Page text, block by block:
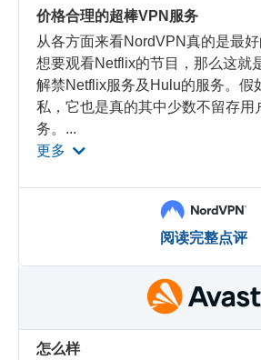
价格合理的超棒VPN服务
从各方面来看NordVPN真的是最
想要观看Netflix的节目，那么这就
解禁Netflix服务及Hulu的服务。假
私，它也是真的其中少数不留存用
务。 ...
更多
阅读完整点评
怎么样